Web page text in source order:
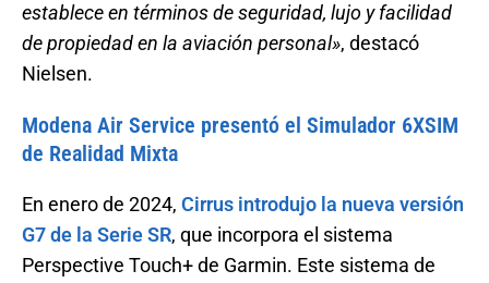
establece en términos de seguridad, lujo y facilidad
de propiedad en la aviación personal», destacó
Nielsen.
Modena Air Service presentó el Simulador 6XSIM
de Realidad Mixta
En enero de 2024, Cirrus introdujo la nueva versión
G7 de la Serie SR, que incorpora el sistema
Perspective Touch+ de Garmin. Este sistema de